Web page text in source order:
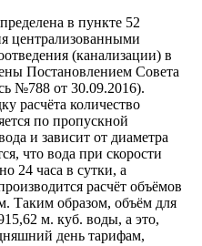
в пункте 52
централизованными
(канализации) в
Постановлением Совета
№788 от 30.09.2016).
расчёта количество
по пропускной
и зависит от диаметра
что вода при скорости
24 часа в сутки, а
расчёт объёмов
Таким образом, объём для
м. куб. воды, а это,
день тарифам,